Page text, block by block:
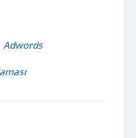
Adwords